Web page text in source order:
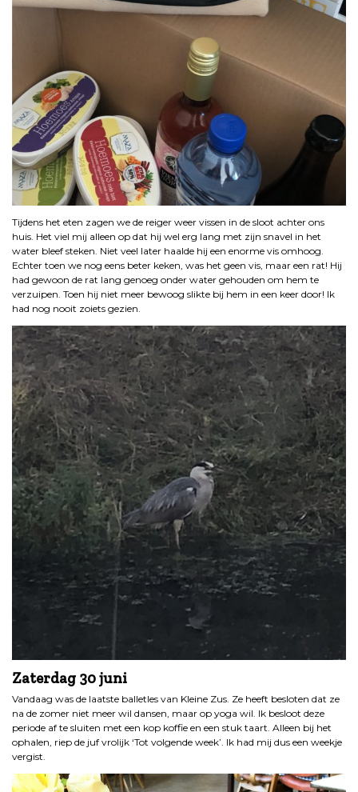
Tijdens het eten zagen we de reiger weer vissen in de sloot achter ons
huis. Het viel mij alleen op dat hij wel erg lang met zijn snavel in het
water bleef steken. Niet veel later haalde hij een enorme vis omhoog.
Echter toen we nog eens beter keken, was het geen vis, maar een rat! Hij
had gewoon de rat lang genoeg onder water gehouden om hem te
verzuipen. Toen hij niet meer bewoog slikte bij hem in een keer door! Ik
had nog nooit zoiets gezien.
Zaterdag 30 juni
Vandaag was de laatste balletles van Kleine Zus. Ze heeft besloten dat ze
na de zomer niet meer wil dansen, maar op yoga wil. Ik besloot deze
periode af te sluiten met een kop koffie en een stuk taart. Alleen bij het
ophalen, riep de juf vrolijk ‘Tot volgende week’. Ik had mij dus een weekje
vergist.